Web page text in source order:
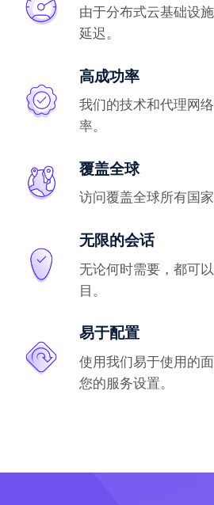
由于分布式云基础设
延迟。
高成功率
我们的技术和代理网
率。
覆盖全球
访问覆盖全球所有国
无限的会话
无论何时需要，都可
目。
易于配置
使用我们易于使用的
您的服务设置。